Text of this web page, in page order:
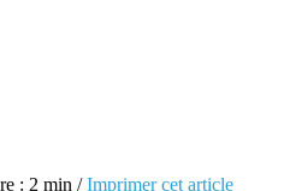
: 2 min /Imprimer cet article